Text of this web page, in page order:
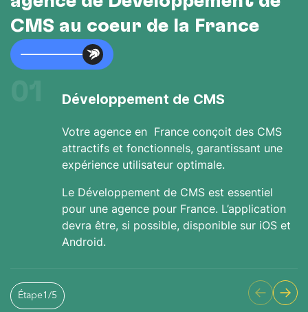
CMS au cœur de la France
Développement de CMS
Votre agence en France conçoit des CMS
attractifs et fonctionnels, garantissant une
expérience utilisateur optimale.
Le Développement de CMS est essentiel
pour une agence pour France. L’application
devra être, si possible, disponible sur iOS et
Android.
Étape1 /5